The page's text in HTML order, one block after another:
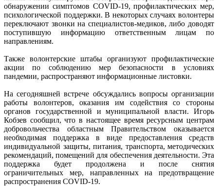
обнаружении симптомов COVID-19, профилактических мер,
психологической поддержки. В некоторых случаях волонтеры
переключают звонки на специалистов-медиков, либо доводят
поступившую информацию ответственным лицам по
направлениям.
Также волонтерские штабы организуют профилактические
акции по соблюдению мер безопасности в условиях
пандемии, распространяют информационные листовки.
На сегодняшней встрече обсуждались вопросы организации
работы волонтеров, оказания им содействия со стороны
органов государственной и муниципальной власти. Игорь
Кобзев сообщил, что в настоящее время ресурсным центрам
добровольчества областным Правительством оказывается
необходимая поддержка в виде предоставления средств
индивидуальной защиты, питания, транспорта, методических
рекомендаций, помещений для обеспечения деятельности. Эта
поддержка будет продолжена и после снятия
ограничительных мер, направленных на предотвращение
распространения COVID-19.